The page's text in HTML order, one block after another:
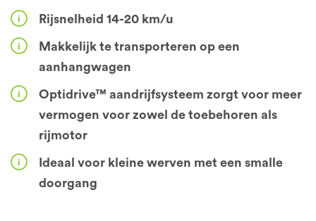
Rijsnelheid 14-20 km/u
Makkelijk te transporteren op een
aanhangwagen
Optidrive™ aandrijfsysteem zorgt voor meer
vermogen voor zowel de toebehoren als
rijmotor
Ideaal voor kleine werven met een smalle
doorgang